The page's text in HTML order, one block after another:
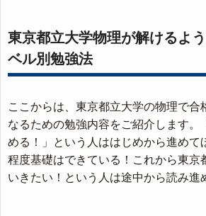
東京都立大学物理が解けるよ
ベル別勉強法
ここからは、東京都立大学の物理で合
なるための勉強内容をご紹介します。
める！」という人ははじめから進めて
程度基礎はできている！これから東京
いきたい！という人は途中から読み進